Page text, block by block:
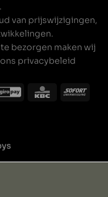
van prijswijzigingen,
bezorgen maken wij
privacybeleid